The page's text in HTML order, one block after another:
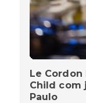
Le
Child com
Paulo